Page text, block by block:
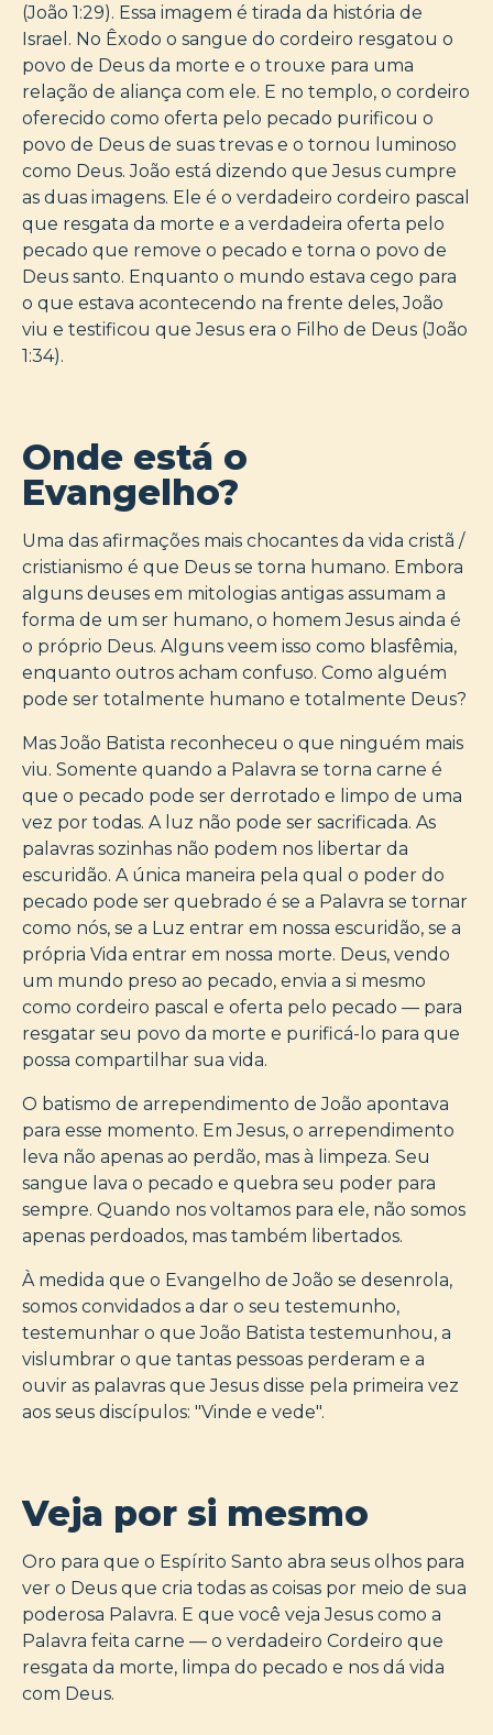
(João 1:29). Essa imagem é tirada da história de
Israel. No Êxodo o sangue do cordeiro resgatou o
povo de Deus da morte e o trouxe para uma
relação de aliança com ele. E no templo, o cordeiro
oferecido como oferta pelo pecado purificou o
povo de Deus de suas trevas e o tornou luminoso
como Deus. João está dizendo que Jesus cumpre
as duas imagens. Ele é o verdadeiro cordeiro pascal
que resgata da morte e a verdadeira oferta pelo
pecado que remove o pecado e torna o povo de
Deus santo. Enquanto o mundo estava cego para
o que estava acontecendo na frente deles, João
viu e testificou que Jesus era o Filho de Deus (João
1:34).
Onde está o
Evangelho?
Uma das afirmações mais chocantes da vida cristã /
cristianismo é que Deus se torna humano. Embora
alguns deuses em mitologias antigas assumam a
forma de um ser humano, o homem Jesus ainda é
o próprio Deus. Alguns veem isso como blasfêmia,
enquanto outros acham confuso. Como alguém
pode ser totalmente humano e totalmente Deus?
Mas João Batista reconheceu o que ninguém mais
viu. Somente quando a Palavra se torna carne é
que o pecado pode ser derrotado e limpo de uma
vez por todas. A luz não pode ser sacrificada. As
palavras sozinhas não podem nos libertar da
escuridão. A única maneira pela qual o poder do
pecado pode ser quebrado é se a Palavra se tornar
como nós, se a Luz entrar em nossa escuridão, se a
própria Vida entrar em nossa morte. Deus, vendo
um mundo preso ao pecado, envia a si mesmo
como cordeiro pascal e oferta pelo pecado — para
resgatar seu povo da morte e purificá-lo para que
possa compartilhar sua vida.
O batismo de arrependimento de João apontava
para esse momento. Em Jesus, o arrependimento
leva não apenas ao perdão, mas à limpeza. Seu
sangue lava o pecado e quebra seu poder para
sempre. Quando nos voltamos para ele, não somos
apenas perdoados, mas também libertados.
À medida que o Evangelho de João se desenrola,
somos convidados a dar o seu testemunho,
testemunhar o que João Batista testemunhou, a
vislumbrar o que tantas pessoas perderam e a
ouvir as palavras que Jesus disse pela primeira vez
aos seus discípulos: "Vinde e vede".
Veja por si mesmo
Oro para que o Espírito Santo abra seus olhos para
ver o Deus que cria todas as coisas por meio de sua
poderosa Palavra. E que você veja Jesus como a
Palavra feita carne — o verdadeiro Cordeiro que
resgata da morte, limpa do pecado e nos dá vida
com Deus.